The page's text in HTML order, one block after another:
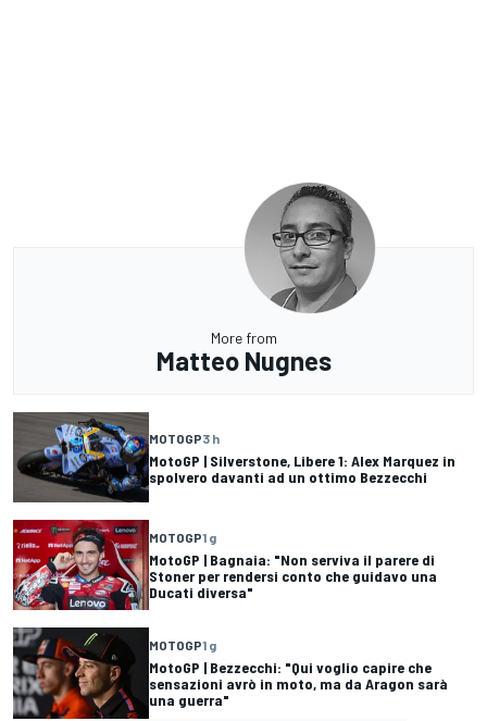
More from
Matteo Nugnes
MOTOGP3 h
MotoGP | Silverstone, Libere 1: Alex Marquez in
spolvero davanti ad un ottimo Bezzecchi
MOTOGP1 g
MotoGP | Bagnaia: "Non serviva il parere di
Stoner per rendersi conto che guidavo una
Ducati diversa"
MOTOGP1 g
MotoGP | Bezzecchi: "Qui voglio capire che
sensazioni avrò in moto, ma da Aragon sarà
una guerra"